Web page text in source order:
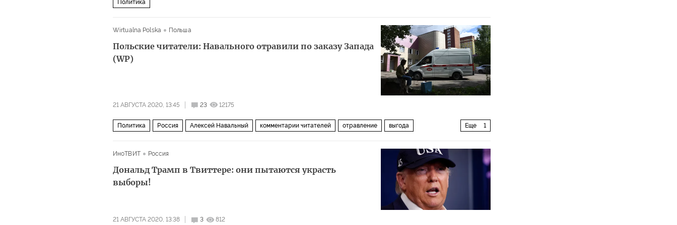
Политика
Wirtualna Polska Польша
Польские читатели: Навального отравили по заказу Запада
(WP)
21 АВГУСТА 2020, 13:45 23 12175
Еще 1
Политика Россия Алексей Навальный комментарии читателей отравление выгода
ИноТВИТ
Россия
Дональд Трамп в Твиттере: они пытаются украсть
выборы!
21 АВГУСТА 2020, 13:38 3 812